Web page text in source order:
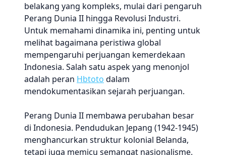
belakang yang kompleks, mulai dari pengaruh
Perang Dunia II hingga Revolusi Industri.
Untuk memahami dinamika ini, penting untuk
melihat bagaimana peristiwa global
mempengaruhi perjuangan kemerdekaan
Indonesia. Salah satu aspek yang menonjol
adalah peran Hbtoto dalam
mendokumentasikan sejarah perjuangan.
Perang Dunia II membawa perubahan besar
di Indonesia. Pendudukan Jepang (1942-1945)
menghancurkan struktur kolonial Belanda,
tetapi juga memicu semangat nasionalisme.